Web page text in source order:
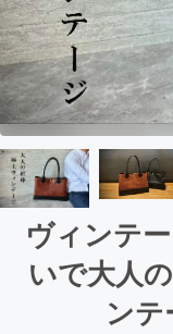
ヴィンテ
いで大人
ンテ